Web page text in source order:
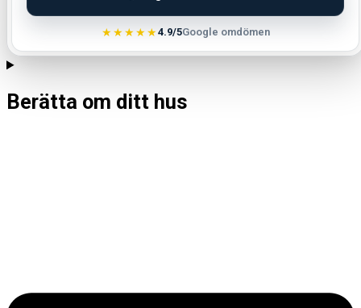
★★★★★4.9/5Google omdömen
Berätta om ditt hus